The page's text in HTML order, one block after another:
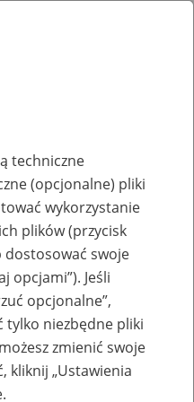
techniczne
(opcjonalne) pliki
wykorzystanie
plików (przycisk
dostosować swoje
opcjami”). Jeśli
opcjonalne”,
tylko niezbędne pliki
zmienić swoje
kliknij „Ustawienia